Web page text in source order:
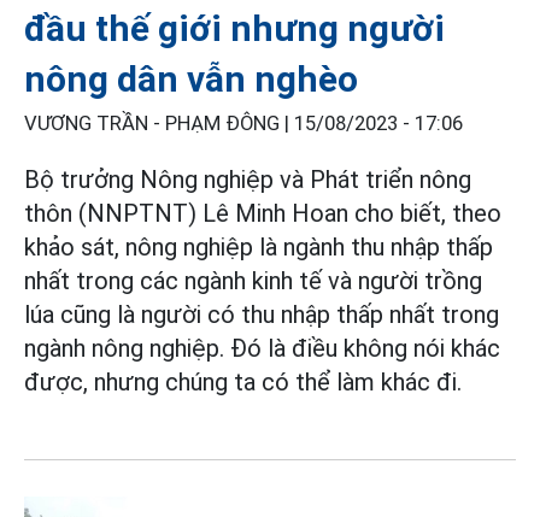
đầu thế giới nhưng người
nông dân vẫn nghèo
VƯƠNG TRẦN - PHẠM ĐÔNG | 15/08/2023 - 17:06
Bộ trưởng Nông nghiệp và Phát triển nông
thôn (NNPTNT) Lê Minh Hoan cho biết, theo
khảo sát, nông nghiệp là ngành thu nhập thấp
nhất trong các ngành kinh tế và người trồng
lúa cũng là người có thu nhập thấp nhất trong
ngành nông nghiệp. Đó là điều không nói khác
được, nhưng chúng ta có thể làm khác đi.